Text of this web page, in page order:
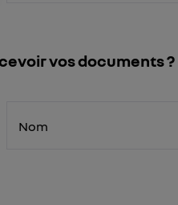
vos documents ?
Nom